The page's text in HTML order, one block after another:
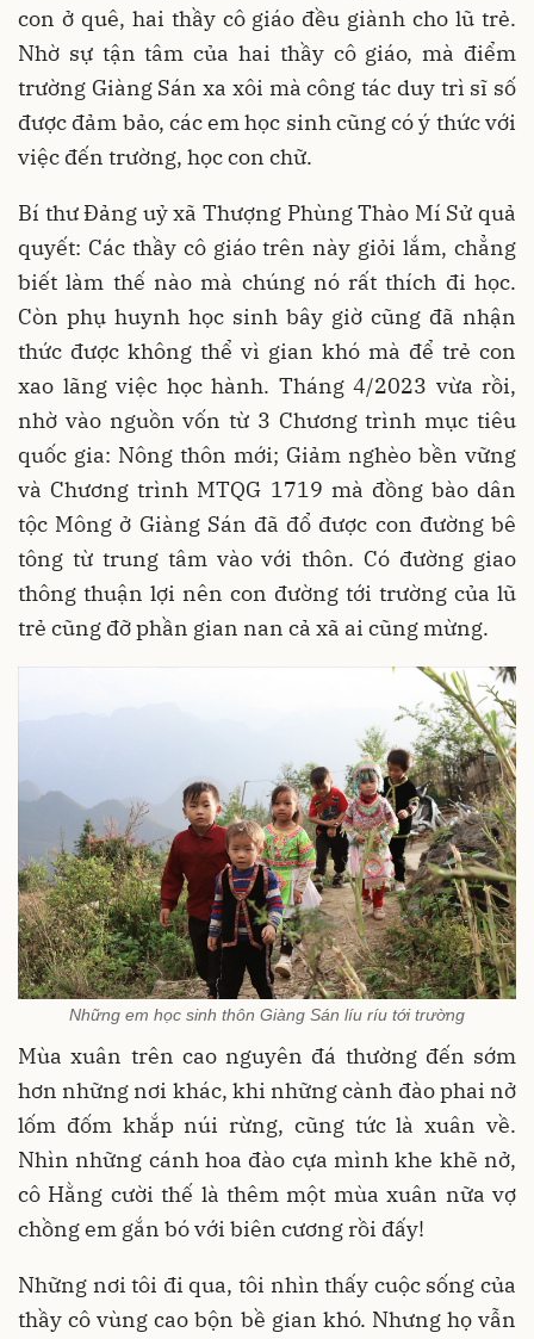
con ở quê, hai thầy cô giáo đều giành cho lũ trẻ.
Nhờ sự tận tâm của hai thầy cô giáo, mà điểm
trường Giàng Sán xa xôi mà công tác duy trì sĩ số
được đảm bảo, các em học sinh cũng có ý thức với
việc đến trường, học con chữ.
Bí thư Đảng uỷ xã Thượng Phùng Thào Mí Sử quả
quyết: Các thầy cô giáo trên này giỏi lắm, chẳng
biết làm thế nào mà chúng nó rất thích đi học.
Còn phụ huynh học sinh bây giờ cũng đã nhận
thức được không thể vì gian khó mà để trẻ con
xao lãng việc học hành. Tháng 4/2023 vừa rồi,
nhờ vào nguồn vốn từ 3 Chương trình mục tiêu
quốc gia: Nông thôn mới; Giảm nghèo bền vững
và Chương trình MTQG 1719 mà đồng bào dân
tộc Mông ở Giàng Sán đã đổ được con đường bê
tông từ trung tâm vào với thôn. Có đường giao
thông thuận lợi nên con đường tới trường của lũ
trẻ cũng đỡ phần gian nan cả xã ai cũng mừng.
Những em học sinh thôn Giàng Sán líu ríu tới trường
Mùa xuân trên cao nguyên đá thường đến sớm
hơn những nơi khác, khi những cành đào phai nở
lốm đốm khắp núi rừng, cũng tức là xuân về.
Nhìn những cánh hoa đào cựa mình khe khẽ nở,
cô Hằng cười thế là thêm một mùa xuân nữa vợ
chồng em gắn bó với biên cương rồi đấy!
Những nơi tôi đi qua, tôi nhìn thấy cuộc sống của
thầy cô vùng cao bộn bề gian khó. Nhưng họ vẫn